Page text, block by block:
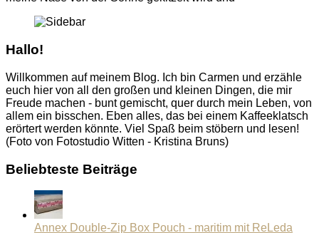
Hallo!
Willkommen auf meinem Blog. Ich bin Carmen und erzähle
euch hier von all den großen und kleinen Dingen, die mir
Freude machen - bunt gemischt, quer durch mein Leben, von
allem ein bisschen. Eben alles, das bei einem Kaffeeklatsch
erörtert werden könnte. Viel Spaß beim stöbern und lesen!
(Foto von Fotostudio Witten - Kristina Bruns)
Beliebteste Beiträge
Annex Double-Zip Box Pouch - maritim mit ReLeda